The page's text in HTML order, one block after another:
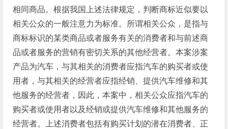
相同商品。根据我国上述法律规定，判断商标近似要以
相关公众的一般注意力为标准。所谓相关公众，是指与
商标标识的某类商品或者服务有关的消费者和与前述商
品或者服务的营销有密切关系的其他经营者。本案涉案
产品为汽车，与其相关的消费者应指汽车的购买者或使
用者，与其相关的经营者应指经销、提供汽车维修和其
他服务的经营者，因此，本案中，相关公众应指汽车的
购买者或使用者以及经销或提供汽车维修和其他服务的
经营者。上述消费者包括有购买计划的潜在消费者、正